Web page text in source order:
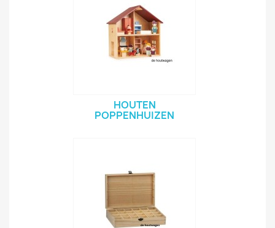
HOUTEN
POPPENHUIZEN